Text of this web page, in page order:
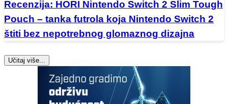
Recenzija: HORI Nintendo Switch 2 Slim Tough
Pouch – tanka futrola koja Nintendo Switch 2
štiti bez nepotrebnog glomaznog dizajna
Učitaj više...